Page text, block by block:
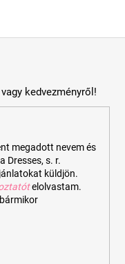
kedvezményről!
megadott nevem és
Dresses, s. r.
küldjön.
elolvastam.